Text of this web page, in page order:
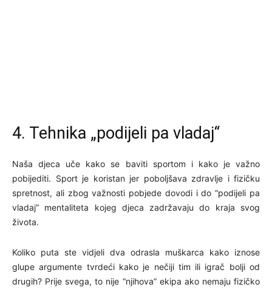
4. Tehnika „podijeli pa vladaj“
Naša djeca uče kako se baviti sportom i kako je važno
pobijediti. Sport je koristan jer poboljšava zdravlje i fizičku
spretnost, ali zbog važnosti pobjede dovodi i do “podijeli pa
vladaj” mentaliteta kojeg djeca zadržavaju do kraja svog
života.
Koliko puta ste vidjeli dva odrasla muškarca kako iznose
glupe argumente tvrdeći kako je nečiji tim ili igrač bolji od
drugih? Prije svega, to nije “njihova” ekipa ako nemaju fizičko